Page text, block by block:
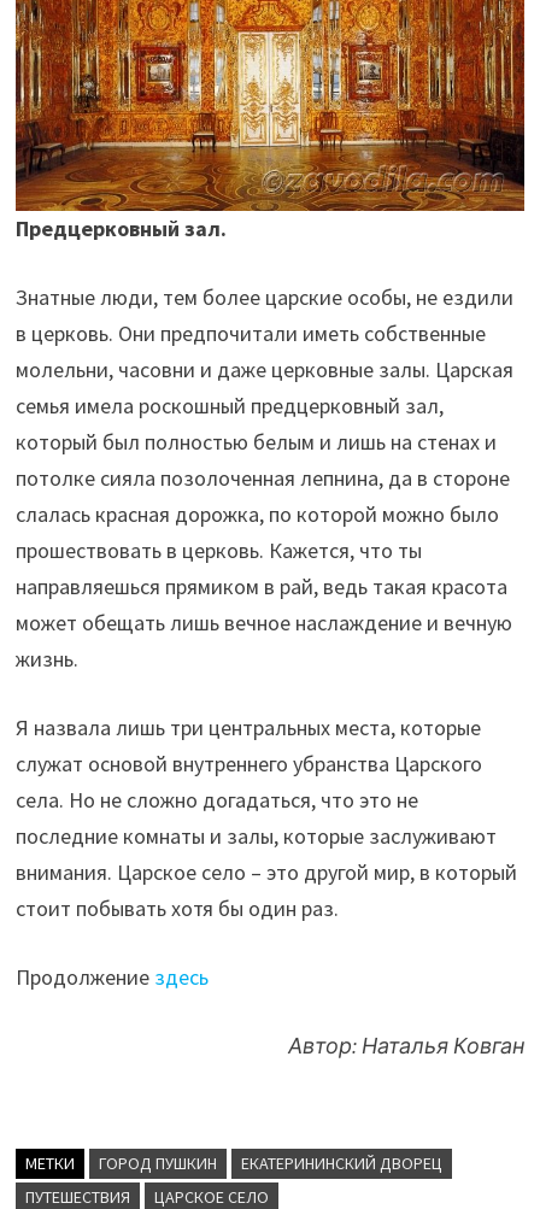
Предцерковный зал.
Знатные люди, тем более царские особы, не ездили
в церковь. Они предпочитали иметь собственные
молельни, часовни и даже церковные залы. Царская
семья имела роскошный предцерковный зал,
который был полностью белым и лишь на стенах и
потолке сияла позолоченная лепнина, да в стороне
слалась красная дорожка, по которой можно было
прошествовать в церковь. Кажется, что ты
направляешься прямиком в рай, ведь такая красота
может обещать лишь вечное наслаждение и вечную
жизнь.
Я назвала лишь три центральных места, которые
служат основой внутреннего убранства Царского
села. Но не сложно догадаться, что это не
последние комнаты и залы, которые заслуживают
внимания. Царское село – это другой мир, в который
стоит побывать хотя бы один раз.
Продолжение здесь
Автор: Наталья Ковган
МЕТКИ ГОРОД ПУШКИН
ЕКАТЕРИНИНСКИЙ ДВОРЕЦ
ПУТЕШЕСТВИЯ
ЦАРСКОЕ СЕЛО